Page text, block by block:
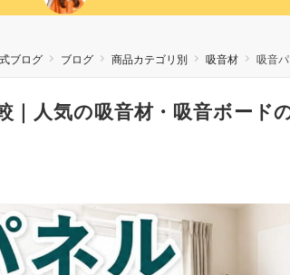
ブログ ブログ 商品カテゴリ別 吸音材 吸音
｜人気の吸音材・吸音ボード